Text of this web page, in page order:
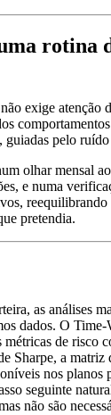
rotina
exige atenção
guiadas pelo
olhar mensal
e numa
reequilibrando
pretendia.
as análises
dados. O
de risco
Sharpe, a matriz
nos planos
seguinte
não são